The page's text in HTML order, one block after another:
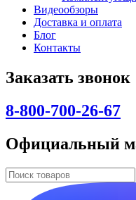
Видеообзоры
Доставка и оплата
Блог
Контакты
Заказать звонок
8-800-700-26-67
Официальный